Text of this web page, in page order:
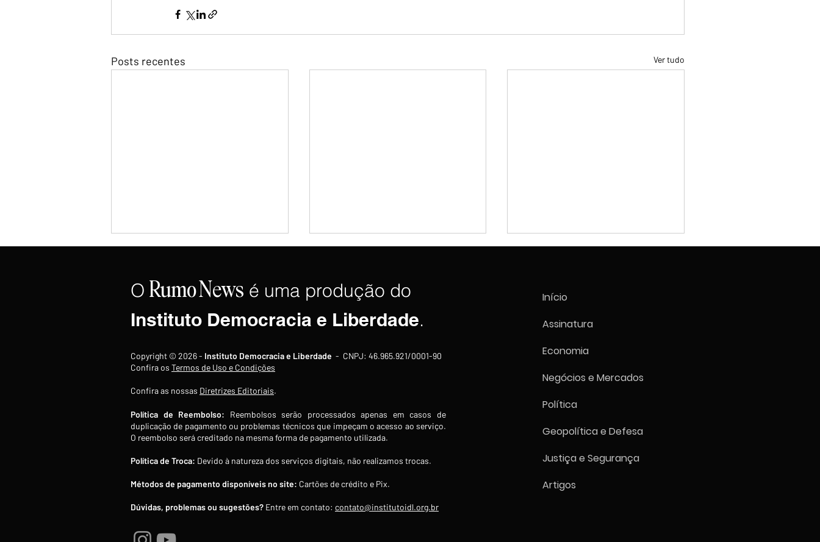
Posts recentes Ver tudo
Arábia Saudita se prepara
para ataques coordenados
iraniana
Trump diz que acordo sobre
EUA sancionam cinco
por facilitar importação de
O RumoNews é uma produção do
Instituto Democracia e Liberdade.
Copyright © 2026 - Instituto Democracia e Liberdade - CNPJ: 46.965.921/0001-90
Confira os Termos de Uso e Condições
Confira as nossas Diretrizes Editoriais.
Política de Reembolso: Reembolsos serão processados apenas em casos de
duplicação de pagamento ou problemas técnicos que impeçam o acesso ao serviço.
O reembolso será creditado na mesma forma de pagamento utilizada.
Política de Troca: Devido à natureza dos serviços digitais, não realizamos trocas.
Métodos de pagamento disponíveis no site: Cartões de crédito e Pix.
Dúvidas, problemas ou sugestões? Entre em contato: contato@institutoidl.org.br
Início
Assinatura
Economia
Negócios e Mercados
Política
Geopolítica e Defesa
Justiça e Segurança
Artigos